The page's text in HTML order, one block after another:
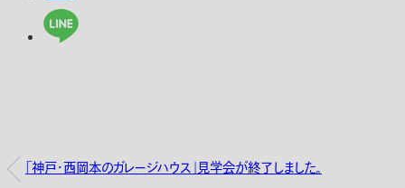
「神戸・西岡本のガレージハウス」見学会が終了しました。